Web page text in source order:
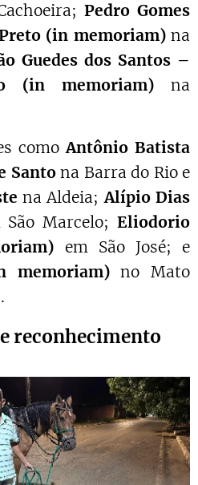
Pedro Gomes
(in memoriam)na
Guedes dos Santos –
(in memoriam) na
comoAntônio Batista
Santona Barra do Rio e
na Aldeia;Alípio Dias
Marcelo;Eliodorio
em São José; e
memoriam)no Mato
reconhecimento